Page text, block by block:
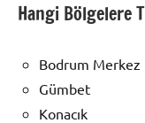
Hangi Bölgelere
Bodrum Merkez
Gümbet
Konacık